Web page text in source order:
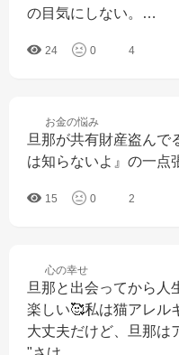
の目気にしない。…
24 0 4
お金の悩み
旦那が共有財産盗ん
は知らないよ』の一
15 0 2
心の幸せ
旦那と出会ってから人
楽しい🥰私は猫アレル
大丈夫だけど、旦那は